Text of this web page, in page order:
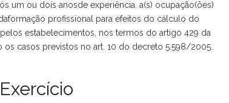
um ou dois anosde experiência. a(s) ocupação(ões)
profissional para efeitos do cálculo do
estabelecimentos, nos termos do artigo 429 da
casos previstos no art. 10 do decreto 5.598/2005.